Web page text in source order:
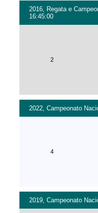
2016, Regata e
16:45:00
2
2022, Campeonato
4
2019, Campeonato